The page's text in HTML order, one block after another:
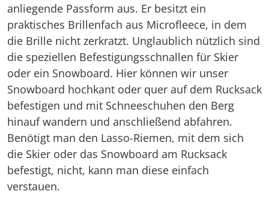
anliegende Passform aus. Er besitzt ein
praktisches Brillenfach aus Microfleece, in dem
die Brille nicht zerkratzt. Unglaublich nützlich sind
die speziellen Befestigungsschnallen für Skier
oder ein Snowboard. Hier können wir unser
Snowboard hochkant oder quer auf dem Rucksack
befestigen und mit Schneeschuhen den Berg
hinauf wandern und anschließend abfahren.
Benötigt man den Lasso-Riemen, mit dem sich
die Skier oder das Snowboard am Rucksack
befestigt, nicht, kann man diese einfach
verstauen.